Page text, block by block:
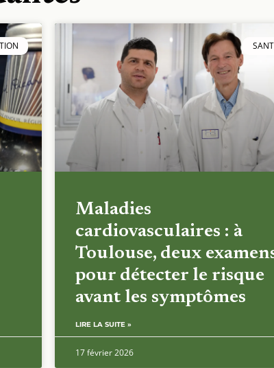
Maladies
cardiovasculaires : à
Toulouse, deux
pour détecter le risque
avant les symptômes
LIRE LA SUITE »
17 février 2026